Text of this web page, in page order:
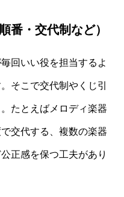
番・交代制など）
回いい役を担当するよ
そこで交代制やくじ引
たとえばメロディ楽器
交代する、複数の楽器
正感を保つ工夫があり